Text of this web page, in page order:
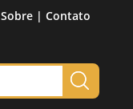
Sobre | Contato